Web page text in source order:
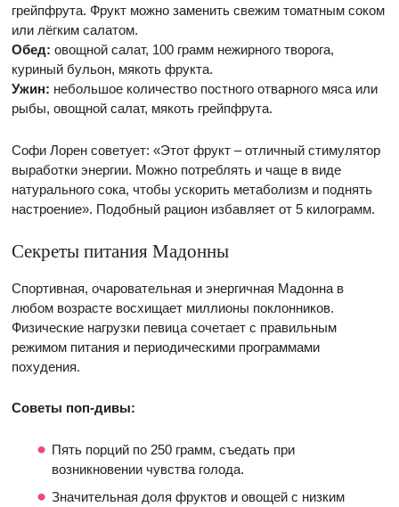
грейпфрута. Фрукт можно заменить свежим томатным соком
или лёгким салатом.
Обед: овощной салат, 100 грамм нежирного творога,
куриный бульон, мякоть фрукта.
Ужин: небольшое количество постного отварного мяса или
рыбы, овощной салат, мякоть грейпфрута.
Софи Лорен советует: «Этот фрукт – отличный стимулятор
выработки энергии. Можно потреблять и чаще в виде
натурального сока, чтобы ускорить метаболизм и поднять
настроение». Подобный рацион избавляет от 5 килограмм.
Секреты питания Мадонны
Спортивная, очаровательная и энергичная Мадонна в
любом возрасте восхищает миллионы поклонников.
Физические нагрузки певица сочетает с правильным
режимом питания и периодическими программами
похудения.
Советы поп-дивы:
Пять порций по 250 грамм, съедать при
возникновении чувства голода.
Значительная доля фруктов и овощей с низким